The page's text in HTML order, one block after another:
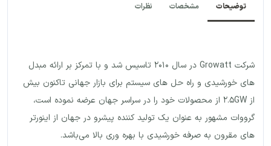
توضیحات مشخصات نظرات
شرکت Growatt در سال ۲۰۱۰ تاسیس شد و با تمرکز بر ارائه مبدل
های خورشیدی و راه حل های سیستم برای بازار جهانی تاکنون بیش
از ۲.۵GW از محصولات خود را در سراسر جهان عرضه نموده است،
گرووات مشهور به عنوان یک تولید کننده پیشرو در جهان از اینورتر
های مقرون به صرفه خورشیدی با بهره وری بالا می‌باشد.